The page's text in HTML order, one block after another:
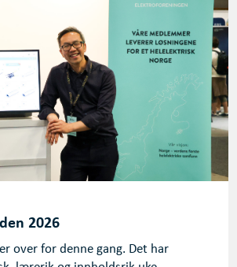
2026
over for denne gang. Det har